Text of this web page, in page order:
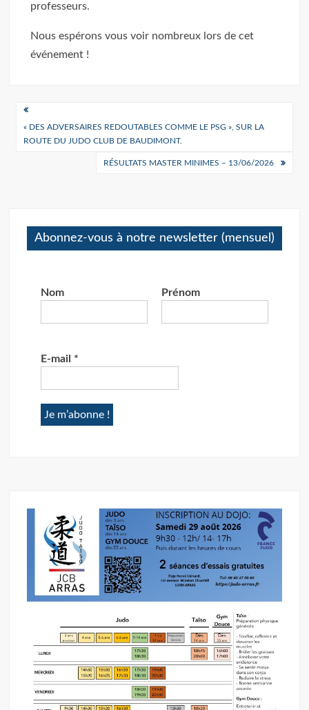
professeurs.
Nous espérons vous voir nombreux lors de cet
événement !
Navigation
de« DES ADVERSAIRES REDOUTABLES COMME LE PSG », SUR LA
ROUTE DU JUDO CLUB DE BAUDIMONT.
RÉSULTATS MASTER MINIMES – 13/06/2026
Abonnez-vous à notre newsletter (mensuel)
Nom Prénom
E-mail *